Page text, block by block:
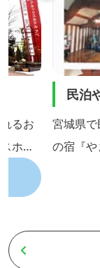
るお
ホテ
区は栗
る築館
とい
の特
民泊
宮城県
の宿『